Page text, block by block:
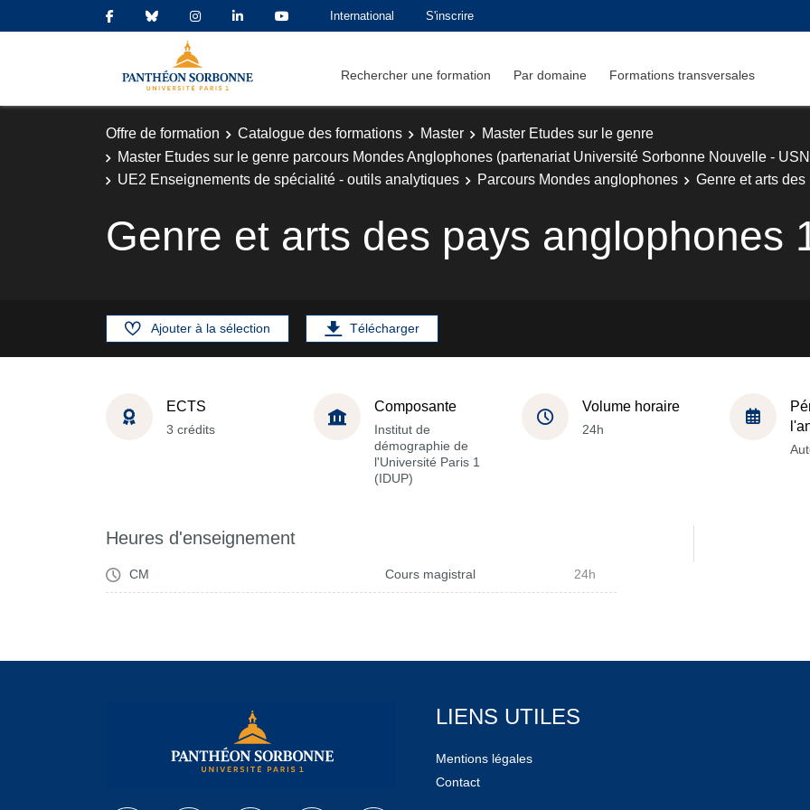
International S'inscrire
Rechercher une formation Par domaine Formations transversales
Offre de formation Catalogue des formations Master
Master Etudes sur le genre
Master Etudes sur le genre parcours Mondes Anglophones (partenariat Université Sorbonne Nouvelle -
UE2 Enseignements de spécialité - outils analytiques
Parcours Mondes anglophones Genre et arts
Genre et arts des pays anglophones
Ajouter à la sélection Télécharger
ECTS
3 crédits
Composante
Institut de
démographie de
l'Université Paris 1
(IDUP)
Volume horaire
24h
Heures d'enseignement
CM Cours magistral 24h
LIENS UTILES
Mentions légales
Contact